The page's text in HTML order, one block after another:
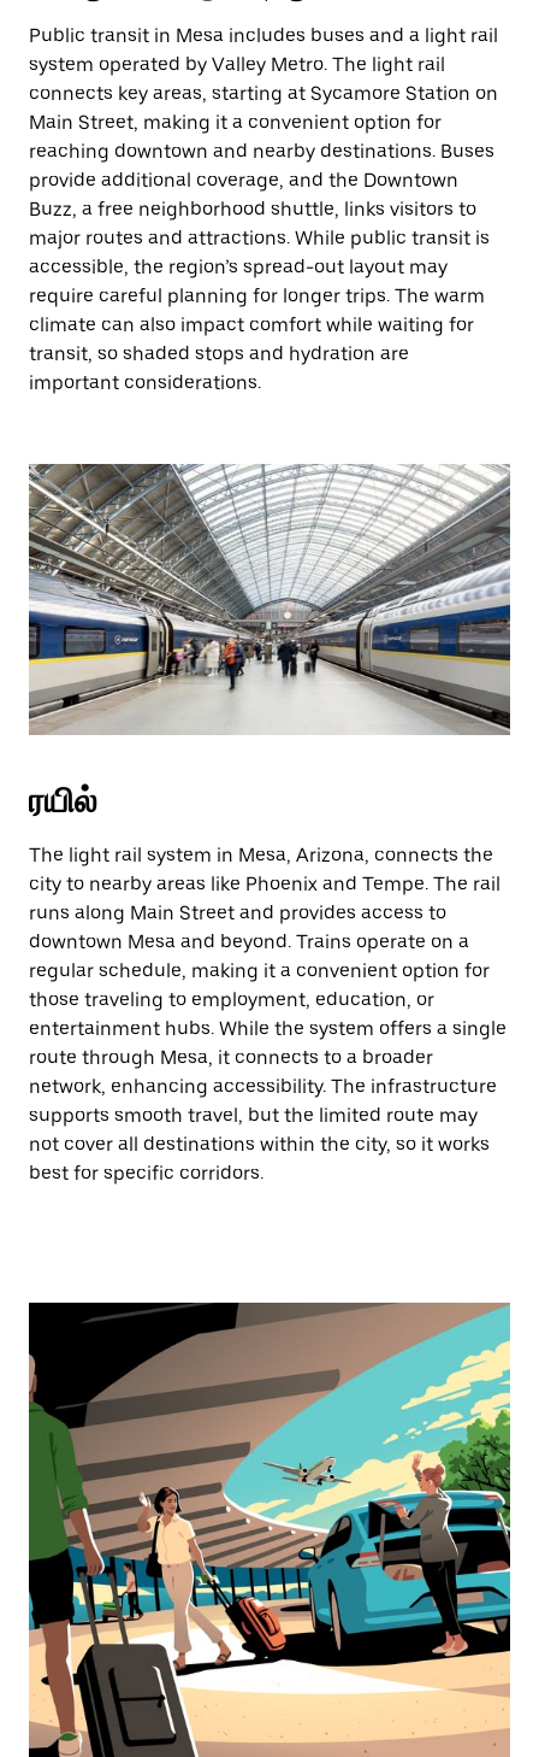
Public transit in Mesa includes buses and a light rail
system operated by Valley Metro. The light rail
connects key areas, starting at Sycamore Station on
Main Street, making it a convenient option for
reaching downtown and nearby destinations. Buses
provide additional coverage, and the Downtown
Buzz, a free neighborhood shuttle, links visitors to
major routes and attractions. While public transit is
accessible, the region’s spread-out layout may
require careful planning for longer trips. The warm
climate can also impact comfort while waiting for
transit, so shaded stops and hydration are
important considerations.
ரயில்
The light rail system in Mesa, Arizona, connects the
city to nearby areas like Phoenix and Tempe. The rail
runs along Main Street and provides access to
downtown Mesa and beyond. Trains operate on a
regular schedule, making it a convenient option for
those traveling to employment, education, or
entertainment hubs. While the system offers a single
route through Mesa, it connects to a broader
network, enhancing accessibility. The infrastructure
supports smooth travel, but the limited route may
not cover all destinations within the city, so it works
best for specific corridors.